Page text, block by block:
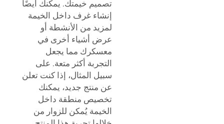
تصميم خيمتك. يمكنك أيضًا
إنشاء غرف داخل الخيمة
لمزيد من الأنشطة أو
عرض أشياء أخرى في
معسكرك مما يجعل
التجربة أكثر متعة. على
سبيل المثال، إذا كنت تعلن
عن منتج جديد، يمكنك
تخصيص منطقة داخل
الخيمة يُمكن للزوار من